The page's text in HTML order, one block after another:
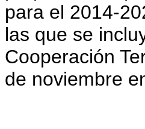
para el 2014-
las que se
Cooperación
de noviembre